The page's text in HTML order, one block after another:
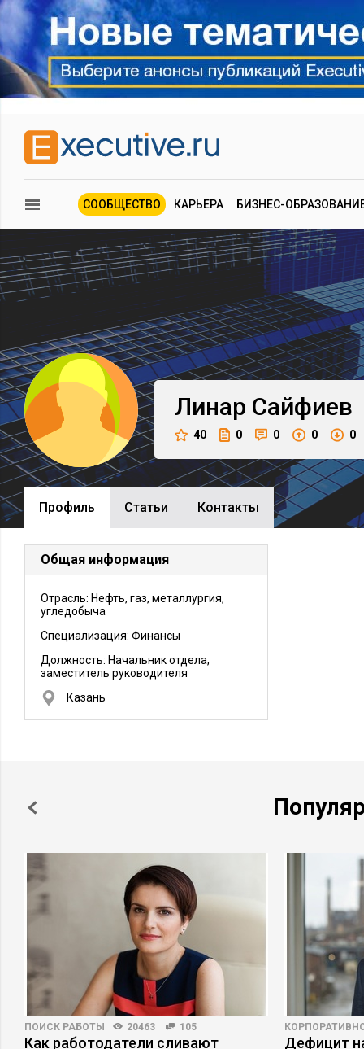
СООБЩЕСТВО КАРЬЕРА БИЗНЕС-
Линар Сайфиев
40 0 0 0 0
Профиль Cтатьи Контакты
Общая информация
Отрасль: Нефть, газ, металлургия,
угледобыча
Специализация: Финансы
Должность: Начальник отдела,
заместитель руководителя
Казань
ПОИСК РАБОТЫ 20463 105
Как работодатели сливают
Дефицит